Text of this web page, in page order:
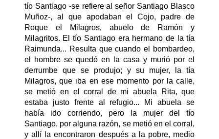
tío Santiago -se refiere al señor Santiago Blasco
Muñoz-, al que apodaban el Cojo, padre de
Roque el Milagros, abuelo de Ramón y
Milagritos. El tío Santiago era hermano de la tía
Raimunda... Resulta que cuando el bombardeo,
el hombre se quedó en la casa y murió por el
derrumbe que se produjo; y su mujer, la tía
Milagros, que iba en ese momento por la calle,
se metió en el corral de mi abuela Rita, que
estaba justo frente al refugio... Mi abuela se
había ido corriendo, pero la mujer del tío
Santiago, por alguna razón, se metió en el corral,
y allí la encontraron después a la pobre, medio